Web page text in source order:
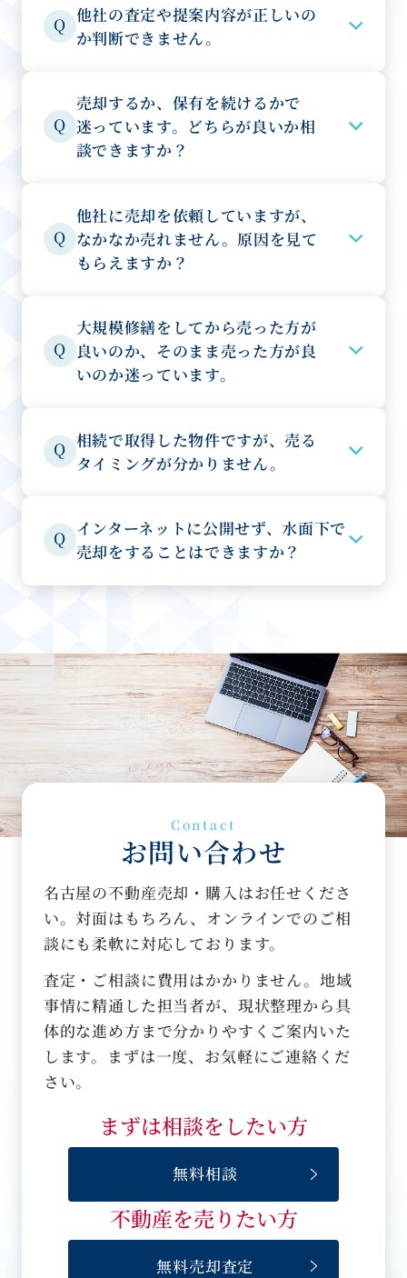
Q 他社の査定や提案内容が正しいの
か判断できません。
Q
売却するか、保有を続けるかで
迷っています。どちらが良いか相
談できますか？
Q
他社に売却を依頼していますが、
なかなか売れません。原因を見て
もらえますか？
Q
大規模修繕をしてから売った方が
良いのか、そのまま売った方が良
いのか迷っています。
Q 相続で取得した物件ですが、売る
タイミングが分かりません。
Q インターネットに公開せず、水面下で
売却をすることはできますか？
Contact
お問い合わせ
名古屋の不動産売却・購入はお任せくださ
い。対面はもちろん、オンラインでのご相
談にも柔軟に対応しております。
査定・ご相談に費用はかかりません。地域
事情に精通した担当者が、現状整理から具
体的な進め方まで分かりやすくご案内いた
します。まずは一度、お気軽にご連絡くだ
さい。
まずは相談をしたい方
無料相談
不動産を売りたい方
無料売却査定